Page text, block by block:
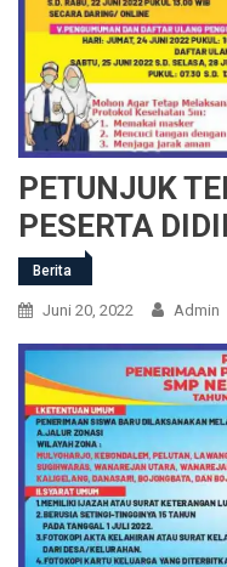
PETUNJUK
PESERTA
Berita
Juni 20, 2022 Admin